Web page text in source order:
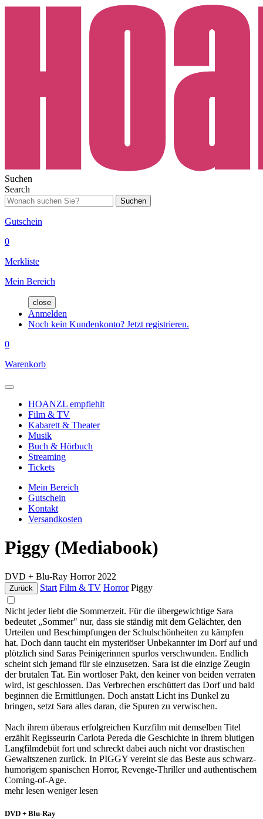
Suchen
Search
Suchen
Gutschein
0
Merkliste
Mein Bereich
close
Anmelden
Noch kein Kundenkonto? Jetzt registrieren.
0
Warenkorb
HOANZL empfiehlt
Film & TV
Kabarett & Theater
Musik
Buch & Hörbuch
Streaming
Tickets
Mein Bereich
Gutschein
Kontakt
Versandkosten
Piggy (Mediabook)
DVD + Blu-Ray Horror 2022
Zurück Start Film & TV Horror Piggy
Nicht jeder liebt die Sommerzeit. Für die übergewichtige Sara
bedeutet „Sommer" nur, dass sie ständig mit dem Gelächter, den
Urteilen und Beschimpfungen der Schulschönheiten zu kämpfen
hat. Doch dann taucht ein mysteriöser Unbekannter im Dorf auf und
plötzlich sind Saras Peinigerinnen spurlos verschwunden. Endlich
scheint sich jemand für sie einzusetzen. Sara ist die einzige Zeugin
der brutalen Tat. Ein wortloser Pakt, den keiner von beiden verraten
wird, ist geschlossen. Das Verbrechen erschüttert das Dorf und bald
beginnen die Ermittlungen. Doch anstatt Licht ins Dunkel zu
bringen, setzt Sara alles daran, die Spuren zu verwischen.
Nach ihrem überaus erfolgreichen Kurzfilm mit demselben Titel
erzählt Regisseurin Carlota Pereda die Geschichte in ihrem blutigen
Langfilmdebüt fort und schreckt dabei auch nicht vor drastischen
Gewaltszenen zurück. In PIGGY vereint sie das Beste aus schwarz-
humorigem spanischen Horror, Revenge-Thriller und authentischem
Coming-of-Age.
mehr lesen weniger lesen
DVD + Blu-Ray